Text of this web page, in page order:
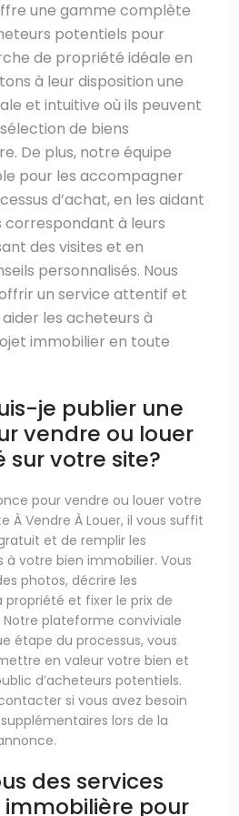
une gamme complète
potentiels pour
de propriété idéale en
à leur disposition une
et intuitive où ils peuvent
de biens
De plus, notre équipe
pour les accompagner
d’achat, en les aidant
correspondant à leurs
des visites et en
personnalisés. Nous
un service attentif et
les acheteurs à
immobilier en toute
je publier une
vendre ou louer
votre site?
pour vendre ou louer votre
À Vendre À Louer, il vous suffit
et de remplir les
votre bien immobilier. Vous
photos, décrire les
et fixer le prix de
plateforme conviviale
étape du processus, vous
en valeur votre bien et
d’acheteurs potentiels.
si vous avez besoin
lors de la
des services
immobilière pour